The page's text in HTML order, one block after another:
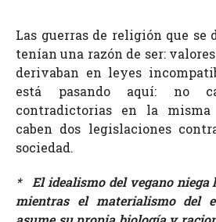
Las guerras de religión que se
tenían una razón de ser:
derivaban en leyes
está pasando aquí: no
contradictorias en la
caben dos legislaciones
sociedad.
* El idealismo del vegano niega
mientras el materialismo del